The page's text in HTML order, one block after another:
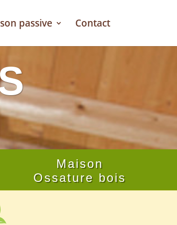
passive Contact
Maison
Ossature bois